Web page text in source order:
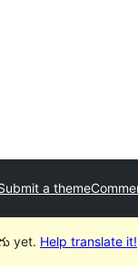
a theme
yet. Help translate it!